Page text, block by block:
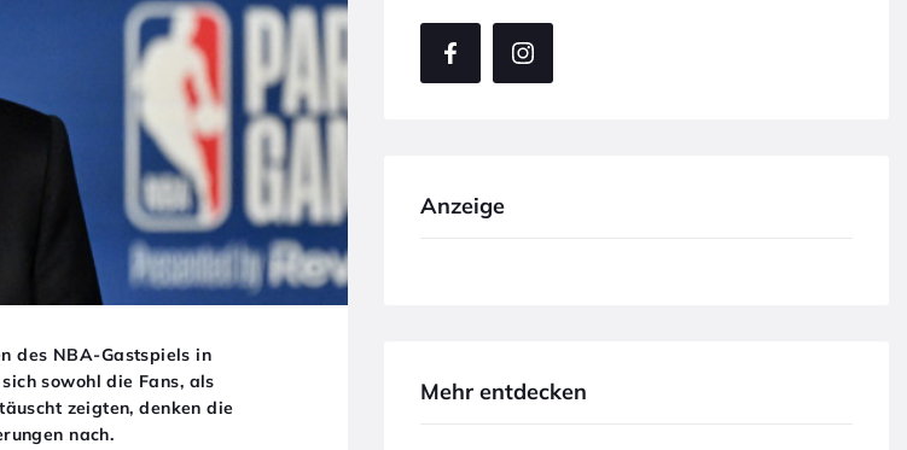
des NBA-Gastspiels in
sowohl die Fans, als
zeigten, denken die
nach.
Anzeige
Mehr entdecken